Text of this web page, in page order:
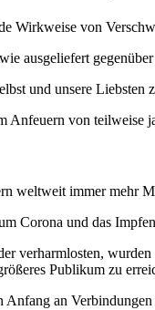
Wirkweise von
ausgeliefert
und unsere Liebsten
Anfeuern von teilweise
weltweit immer mehr
Corona und das
verharmlosten,
Publikum zu
an